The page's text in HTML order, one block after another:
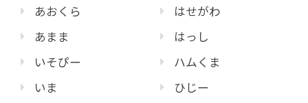
あおくら
あまま
いそぴー
いま
はせがわ
はっし
ハムくま
ひじー